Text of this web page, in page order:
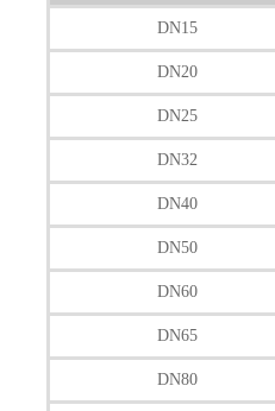
DN15
DN20
DN25
DN32
DN40
DN50
DN60
DN65
DN80